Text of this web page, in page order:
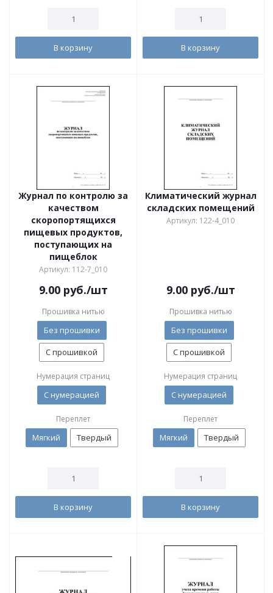
В корзину В корзину
Журнал по контролю за
качеством
скоропортящихся
пищевых продуктов,
поступающих на
пищеблок
Артикул: 112-7_010
9.00руб./шт
Прошивка нитью
Без прошивки
С прошивкой
Нумерация страниц
С нумерацией
Переплет
Мягкий Твердый
В корзину
Климатический журнал
складских помещений
Артикул: 122-4_010
9.00руб./шт
Прошивка нитью
Без прошивки
С прошивкой
Нумерация страниц
С нумерацией
Переплет
Мягкий Твердый
В корзину